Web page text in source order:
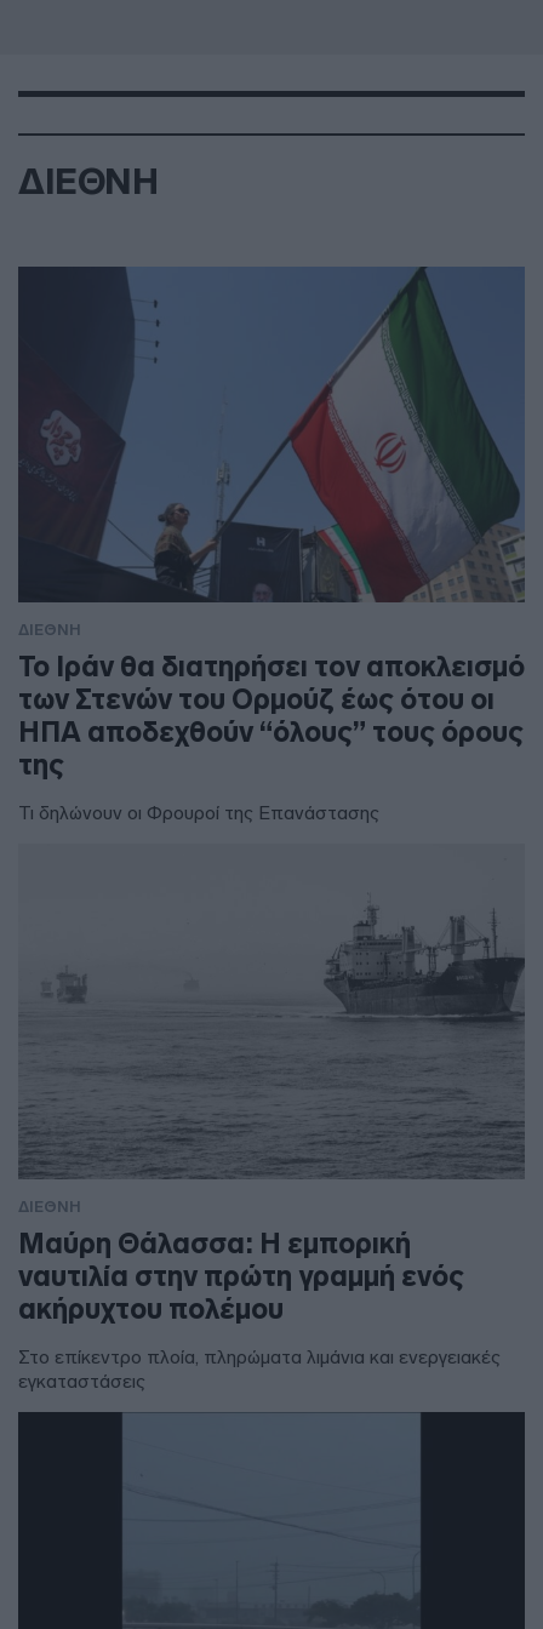
ΔΙΕΘΝΗ
ΔΙΕΘΝΗ
To Ιράν θα διατηρήσει τον αποκλεισμό
των Στενών του Ορμούζ έως ότου οι
ΗΠΑ αποδεχθούν “όλους” τους όρους
της
Τι δηλώνουν οι Φρουροί της Επανάστασης
ΔΙΕΘΝΗ
Μαύρη Θάλασσα: Η εμπορική
ναυτιλία στην πρώτη γραμμή ενός
ακήρυχτου πολέμου
Στο επίκεντρο πλοία, πληρώματα λιμάνια και ενεργειακές
εγκαταστάσεις